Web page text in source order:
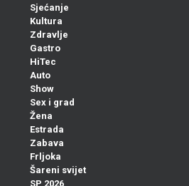
Sjećanje
Kultura
Zdravlje
Gastro
HiTec
Auto
Show
Sex i grad
Žena
Estrada
Zabava
Frljoka
Šareni svijet
SP 2026